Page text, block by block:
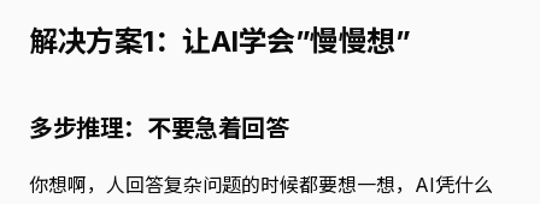
解决方案1：让AI学会”慢慢想”
多步推理：不要急着回答
你想啊，人回答复杂问题的时候都要想一想，AI凭什么